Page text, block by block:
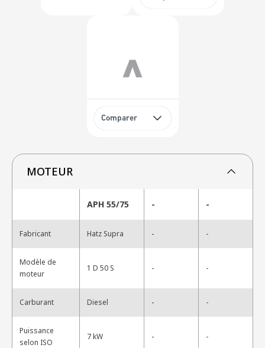
Comparer
MOTEUR
APH 55/75 - -
Fabricant Hatz Supra - -
Modèle de
moteur
1 D 50 S - -
Carburant Diesel - -
Puissance
selon ISO
7 kW - -